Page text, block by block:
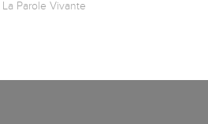
La Parole Vivante